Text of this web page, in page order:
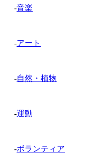
-音楽
-アート
-自然・植物
-運動
-ボランティア